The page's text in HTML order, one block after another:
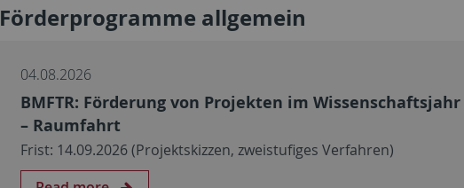
Förderprogramme allgemein
04.08.2026
BMFTR: Förderung von Projekten im Wissenschaftsjahr
– Raumfahrt
Frist: 14.09.2026 (Projektskizzen, zweistufiges Verfahren)